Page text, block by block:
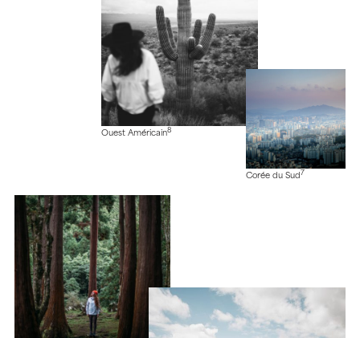
Ouest Américain8
Corée du Sud 7